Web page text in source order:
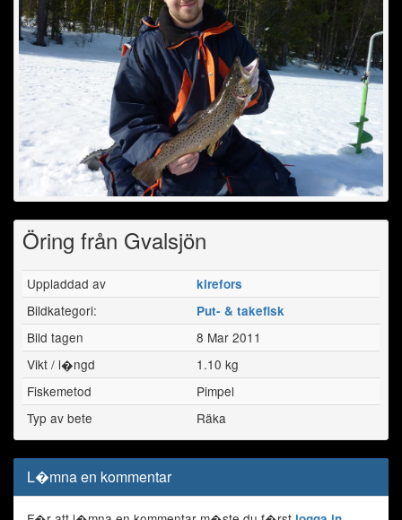
Öring från Gvalsjön
Uppladdad av kirefors
Bildkategori: Put- & takefisk
Bild tagen
8 Mar 2011
Vikt / l�ngd
1.10 kg
Fiskemetod
Pimpel
Typ av bete
Räka
L�mna en kommentar